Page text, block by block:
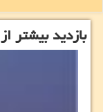
بازدید بیشتر از 4000 دانشجو از برج میلاد